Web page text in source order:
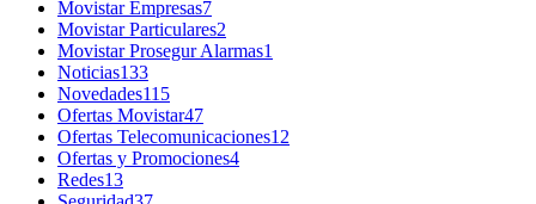
Movistar Empresas7
Movistar Particulares2
Movistar Prosegur Alarmas1
Noticias133
Novedades115
Ofertas Movistar47
Ofertas Telecomunicaciones12
Ofertas y Promociones4
Redes13